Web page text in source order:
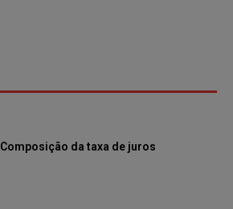
Composição da taxa de juros